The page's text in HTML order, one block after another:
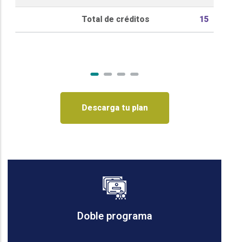
Total de créditos 15
Descarga tu plan
Doble programa